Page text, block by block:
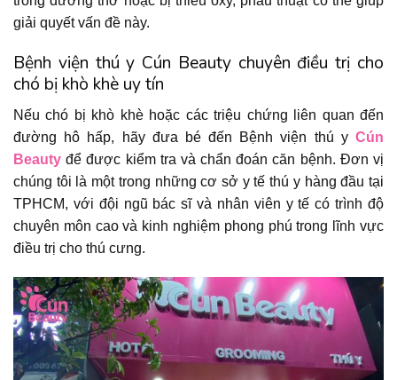
giải quyết vấn đề này.
Bệnh viện thú y Cún Beauty chuyên điều trị cho
chó bị khò khè uy tín
Nếu chó bị khò khè hoặc các triệu chứng liên quan đến
đường hô hấp, hãy đưa bé đến Bệnh viện thú y Cún
Beauty để được kiểm tra và chẩn đoán căn bệnh. Đơn vị
chúng tôi là một trong những cơ sở y tế thú y hàng đầu tại
TPHCM, với đội ngũ bác sĩ và nhân viên y tế có trình độ
chuyên môn cao và kinh nghiệm phong phú trong lĩnh vực
điều trị cho thú cưng.